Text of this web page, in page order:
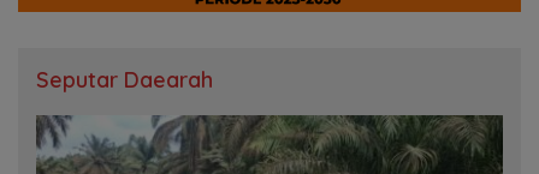
Seputar Daearah